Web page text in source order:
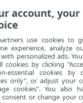
disposiciones
en
de una
en contra de
. ESET y los
ESET
account, your
use cookies to
experience, analyze
personalized ads.
cookies by clicking
essential cookies by
only", or adjust your
cookies". You also
or change your